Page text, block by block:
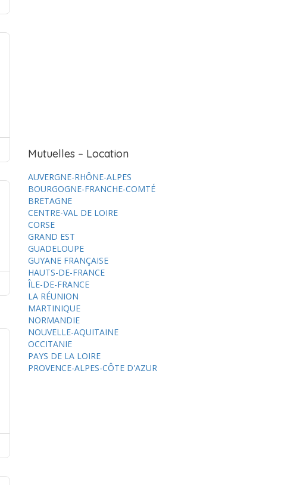
Mutuelles – Location
AUVERGNE-RHÔNE-ALPES
BOURGOGNE-FRANCHE-COMTÉ
BRETAGNE
CENTRE-VAL DE LOIRE
CORSE
GRAND EST
GUADELOUPE
GUYANE FRANÇAISE
HAUTS-DE-FRANCE
ÎLE-DE-FRANCE
LA RÉUNION
MARTINIQUE
NORMANDIE
NOUVELLE-AQUITAINE
OCCITANIE
PAYS DE LA LOIRE
PROVENCE-ALPES-CÔTE D'AZUR